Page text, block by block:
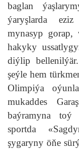
baglan
ýaryşlarda
mynasyp gorap,
hakyky
diýlip
şeýle hem
Olimpiýa
mukaddes
baýramyna toý
sportda
şygaryny öňe